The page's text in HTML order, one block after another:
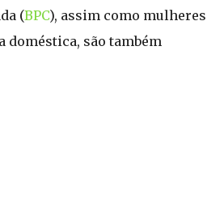
(BPC), assim como mulheres
são também